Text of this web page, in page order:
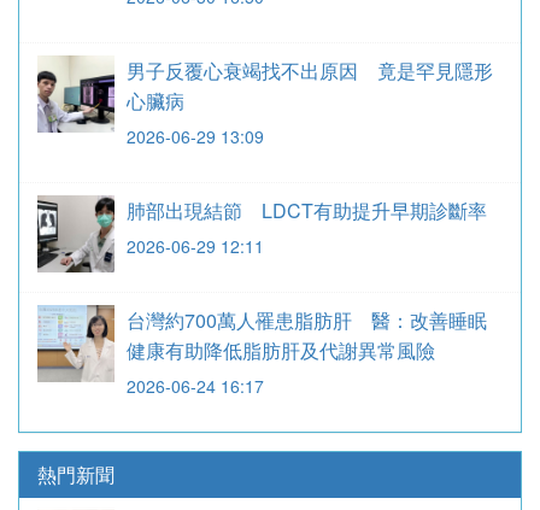
男子反覆心衰竭找不出原因 竟是罕見隱形
心臟病
2026-06-29 13:09
肺部出現結節 LDCT有助提升早期診斷率
2026-06-29 12:11
台灣約700萬人罹患脂肪肝 醫：改善睡眠
健康有助降低脂肪肝及代謝異常風險
2026-06-24 16:17
熱門新聞